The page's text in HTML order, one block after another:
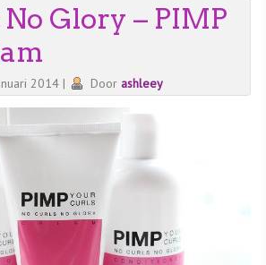
Glory – PIMP
2014 | Door ashleey